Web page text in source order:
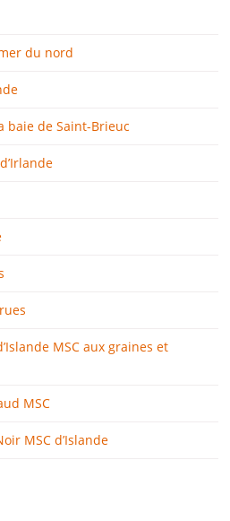
du nord
baie de Saint-Brieuc
MSC aux graines et
MSC
MSC d’Islande